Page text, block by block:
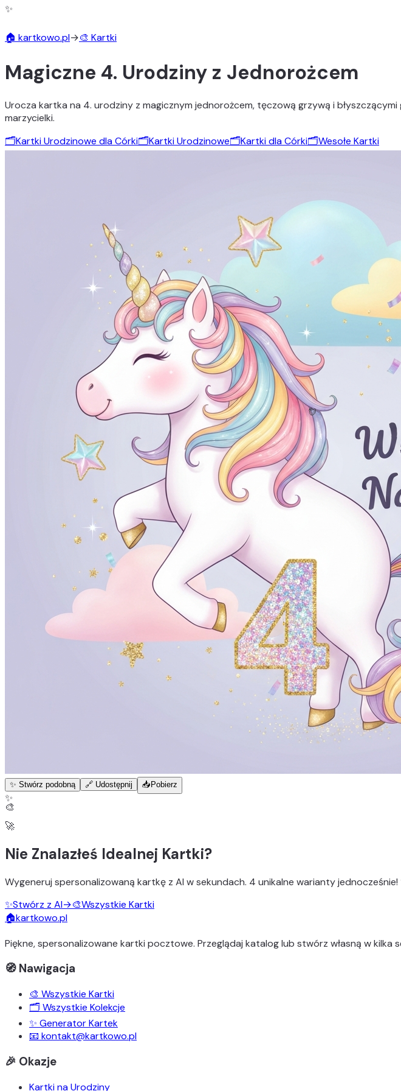
✨
🏠 kartkowo.pl→🎨 Kartki
Magiczne 4. Urodziny z Jednorożcem
Urocza kartka na 4. urodziny z magicznym jednorożcem, tęczową grzywą i
marzycielki.
🗂️Kartki Urodzinowe dla Córki🗂️Kartki Urodzinowe🗂️Kartki dla Córki🗂️Wesołe Kartki
✨ Stwórz podobną 🔗 Udostępnij 📥 Pobierz
✨
🎨
🚀
Nie Znalazłeś Idealnej Kartki?
Wygeneruj spersonalizowaną kartkę z AI w sekundach. 4 unikalne wariantyjednocześnie!
✨Stwórz z AI→🎨Wszystkie Kartki
🏠kartkowo.pl
Piękne, spersonalizowane kartki pocztowe. Przeglądaj katalog lub stwórz własną w kilka
🧭 Nawigacja
🎨 Wszystkie Kartki
🗂️ Wszystkie Kolekcje
✨ Generator Kartek
📧 kontakt@kartkowo.pl
🎉 Okazje
Kartki na Urodziny